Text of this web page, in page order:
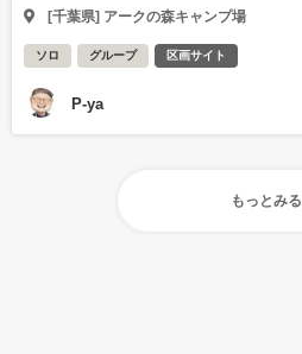
[千葉県] アークの森キャンプ場
ソロ グループ 区画サイト
P-ya
もっとみる